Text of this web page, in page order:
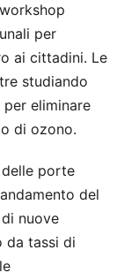
per
ai cittadini. Le
studiando
eliminare
di ozono.
porte
del
nuove
da tassi di